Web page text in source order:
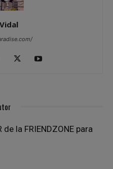
de la FRIENDZONE para